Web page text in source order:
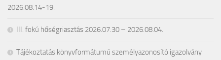
2026.08.14-19.
III. fokú hőségriasztás 2026.07.30 – 2026.08.04.
Tájékoztatás könyvformátumú személyazonosító igazolvány